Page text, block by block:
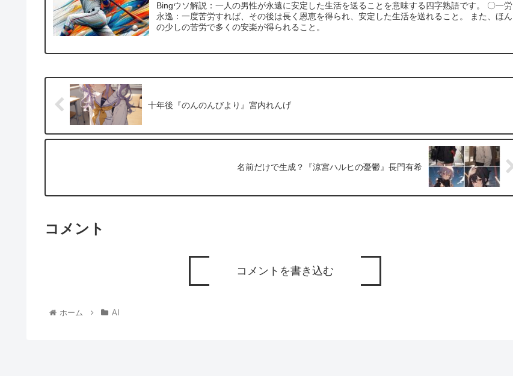
Bingウソ解説：一人の男性が永遠に安定した生活を送ることを意味する四字熟語です。 〇一労
永逸：一度苦労すれば、その後は長く恩恵を得られ、安定した生活を送れること。 また、ほん
の少しの苦労で多くの安楽が得られること。
十年後『のんのんびより』宮内れんげ
名前だけで生成？『涼宮ハルヒの憂鬱』長門有希
コメント
コメントを書き込む
ホーム AI